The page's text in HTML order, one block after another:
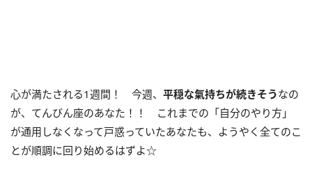
心が満たされる1週間！ 今週、 平穏な氣持ちが続きそうなの
が、てんびん座のあなた！！ これまでの「自分のやり方」
が通用しなくなって戸惑っていたあなたも、ようやく全てのこ
とが順調に回り始めるはずよ☆